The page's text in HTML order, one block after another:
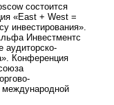
состоится
«East + West =
инвестирования».
Инвестментс
аудиторско-
Конференция